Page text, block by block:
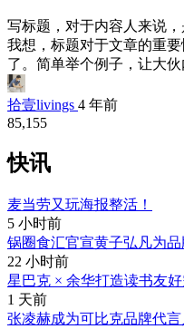
写标题，对于内容人来说
我想，标题对于文章的重
了。简单举个例子，让大
拾壹livings 4 年前
85,155
快讯
麦当劳又玩海报整活！
5 小时前
锅圈食汇官宣黄子弘凡为品
22 小时前
星巴克 × 余华打造读书友好
1 天前
张凌赫成为可比克品牌代言